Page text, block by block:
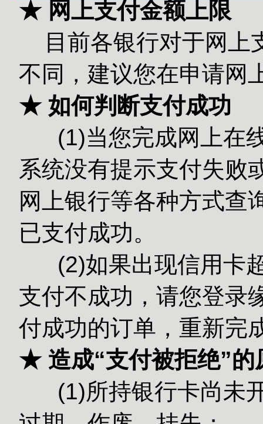
★ 网上支付金额上限
目前各银行对于网
不同，建议您在申请网
★ 如何判断支付成功
(1)当您完成网上在线
系统没有提示支付失败
网上银行等各种方式查
已支付成功。
(2)如果出现信用卡超
支付不成功，请您登录
付成功的订单，重新完
★ 造成“支付被拒绝”的
(1)所持银行卡尚未